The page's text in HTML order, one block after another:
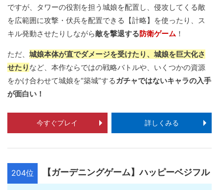
ですが、タワーの役割を担う城娘を配置し、侵攻してくる敵
を広範囲に攻撃・伏兵を配置できる【計略】を使ったり、ス
キル発動させたりしながら敵を撃退する防衛ゲーム ！
ただ、 城娘本体が直でダメージを受けたり、城娘を巨大化さ
せたり など、本作ならではの戦略バトルや、いくつかの資源
をかけ合わせて城娘を“築城”するガチャではないキャラの入手
が面白い！
今すぐプレイ 詳しくみる
204位 【ガーデニングゲーム】ハッピーベジフル